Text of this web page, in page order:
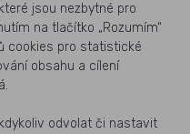
jsou nezbytné pro
na tlačítko „Rozumím“
cookies pro statistické
obsahu a cílení
odvolat či nastavit